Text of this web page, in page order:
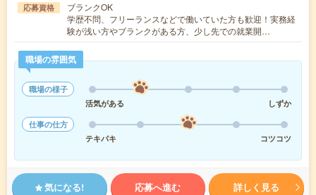
応募資格
ブランクOK
学歴不問、フリーランスなどで働いていた方も歓迎！実務経
験が浅い方やブランクがある方、少し先での就業開…
職場の雰囲気
職場の様子
活気がある
しずか
仕事の仕方
テキパキ
コツコツ
気になる! 応募へ進む 詳しく見る